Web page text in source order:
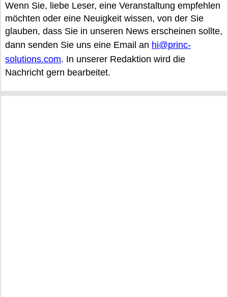
Wenn Sie, liebe Leser, eine Veranstaltung empfehlen
möchten oder eine Neuigkeit wissen, von der Sie
glauben, dass Sie in unseren News erscheinen sollte,
dann senden Sie uns eine Email an hi@princ-
solutions.com. In unserer Redaktion wird die
Nachricht gern bearbeitet.